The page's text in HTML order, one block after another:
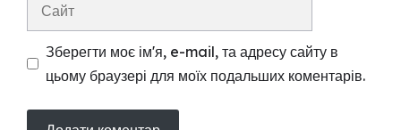
Зберегти моє ім'я, e-mail, та адресу сайту в
цьому браузері для моїх подальших коментарів.